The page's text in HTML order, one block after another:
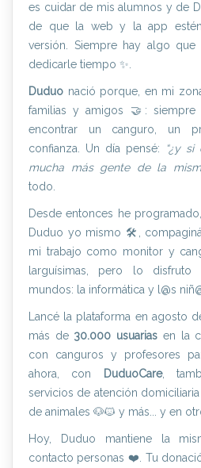
es cuidar de mis alumnos y de
de que la web y la app
versión. Siempre hay algo que
dedicarle tiempo ✨.
Duduo nació porque, en mi
familias y amigos 🤝: siempre
encontrar un canguro, un
confianza. Un día pensé:
“¿y
mucha más gente de la
todo.
Desde entonces he
Duduo yo mismo 🛠️,
mi trabajo como monitor y
larguísimas, pero lo
mundos: la informática y l@s
Lancé la plataforma en agosto
más de 30.000 usuarias en la
con canguros y profesores
ahora, con
DuduoCare,
servicios de atención
de animales 🐶🐱 y más... y en
Hoy, Duduo mantiene la
contacto personas ❤️. Tu